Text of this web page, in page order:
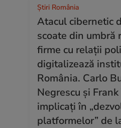
Știri România
Atacul cibernetic
scoate din umbră
firme cu relații
digitalizează
România. Carlo
Negrescu și
implicați în
platformelor” de